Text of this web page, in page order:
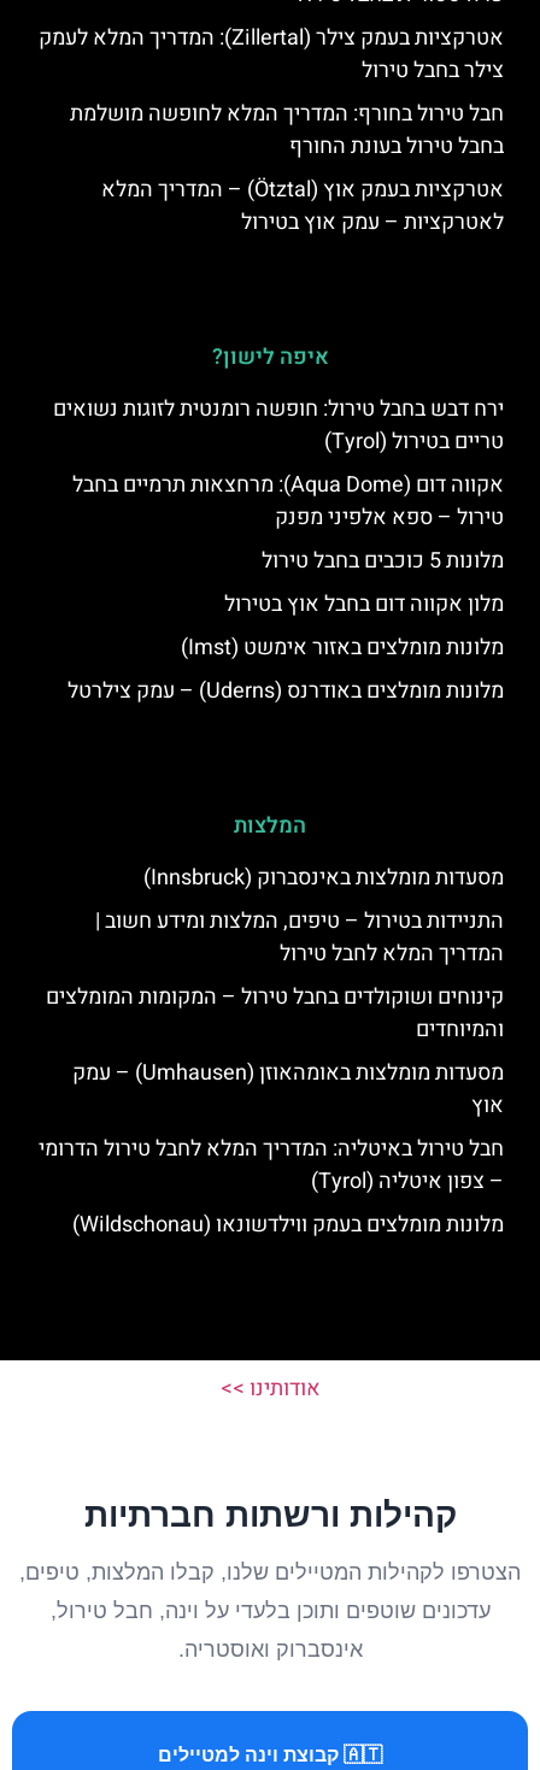
אטרקציות בעמק צילר (Zillertal): המדריך המלא לעמק
צילר בחבל טירול
חבל טירול בחורף: המדריך המלא לחופשה מושלמת
בחבל טירול בעונת החורף
אטרקציות בעמק אוץ (Ötztal) – המדריך המלא
לאטרקציות – עמק אוץ בטירול
איפה לישון?
ירח דבש בחבל טירול: חופשה רומנטית לזוגות נשואים
טריים בטירול (Tyrol)
אקווה דום (Aqua Dome): מרחצאות תרמיים בחבל
טירול – ספא אלפיני מפנק
מלונות 5 כוכבים בחבל טירול
מלון אקווה דום בחבל אוץ בטירול
מלונות מומלצים באזור אימשט (Imst)
מלונות מומלצים באודרנס (Uderns) – עמק צילרטל
המלצות
מסעדות מומלצות באינסברוק (Innsbruck)
התניידות בטירול – טיפים, המלצות ומידע חשוב |
המדריך המלא לחבל טירול
קינוחים ושוקולדים בחבל טירול – המקומות המומלצים
והמיוחדים
מסעדות מומלצות באומהאוזן (Umhausen) – עמק
אוץ
חבל טירול באיטליה: המדריך המלא לחבל טירול הדרומי
– צפון איטליה (Tyrol)
מלונות מומלצים בעמק ווילדשונאו (Wildschonau)
אודותינו >>
קהילות ורשתות חברתיות
הצטרפו לקהילות המטיילים שלנו, קבלו המלצות, טיפים,
עדכונים שוטפים ותוכן בלעדי על וינה, חבל טירול,
אינסברוק ואוסטריה.
🇦🇹 קבוצת וינה למטיילים